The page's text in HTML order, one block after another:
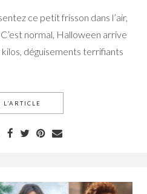
ce petit frisson dans l’air,
normal, Halloween arrive
déguisements terrifiants
L’ARTICLE